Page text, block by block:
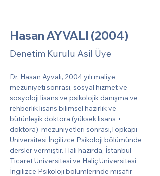
Hasan AYVALI (2004)
Denetim Kurulu Asil Üye
Dr. Hasan Ayvalı, 2004 yılı maliye
mezuniyeti sonrası, sosyal hizmet ve
sosyoloji lisans ve psikolojik danışma ve
rehberlik lisans bilimsel hazırlık ve
bütünleşik doktora (yüksek lisans +
doktora)  mezuniyetleri sonrası,Topkapı
Üniversitesi İngilizce Psikoloji bölümünde
dersler vermiştir. Hali hazırda, İstanbul
Ticaret Üniversitesi ve Haliç Üniversitesi
İngilizce Psikoloji bölümlerinde misafir